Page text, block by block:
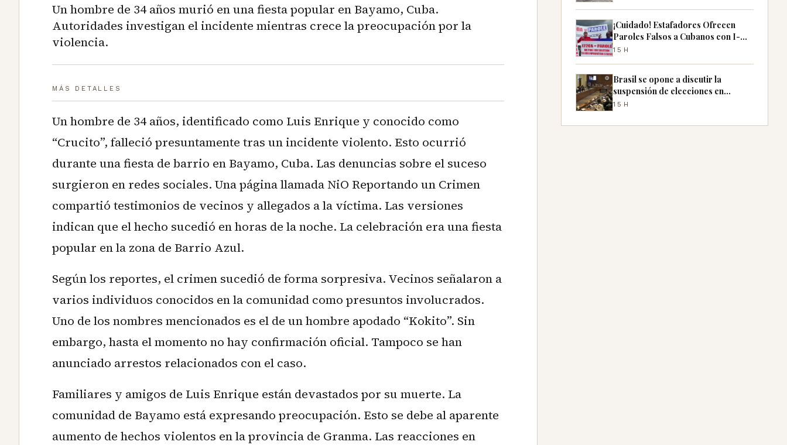
Un hombre de 34 años murió en una fiesta popular en Bayamo, Cuba.
Autoridades investigan el incidente mientras crece la preocupación por la
violencia.
MÁS DETALLES
Un hombre de 34 años, identificado como Luis Enrique y conocido como
“Crucito”, falleció presuntamente tras un incidente violento. Esto ocurrió
durante una fiesta de barrio en Bayamo, Cuba. Las denuncias sobre el suceso
surgieron en redes sociales. Una página llamada NiO Reportando un Crimen
compartió testimonios de vecinos y allegados a la víctima. Las versiones
indican que el hecho sucedió en horas de la noche. La celebración era una fiesta
popular en la zona de Barrio Azul.
Según los reportes, el crimen sucedió de forma sorpresiva. Vecinos señalaron a
varios individuos conocidos en la comunidad como presuntos involucrados.
Uno de los nombres mencionados es el de un hombre apodado “Kokito”. Sin
embargo, hasta el momento no hay confirmación oficial. Tampoco se han
anunciado arrestos relacionados con el caso.
Familiares y amigos de Luis Enrique están devastados por su muerte. La
comunidad de Bayamo está expresando preocupación. Esto se debe al aparente
aumento de hechos violentos en la provincia de Granma. Las reacciones en
¡Cuidado! Estafadores Ofrecen
Paroles Falsos a Cubanos con I-
220A
15H
Brasil se opone a discutir la
suspensión de elecciones en
Nicaragua en la OEA
15H